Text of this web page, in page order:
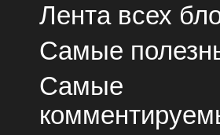
Лента всех
Самые
Самые